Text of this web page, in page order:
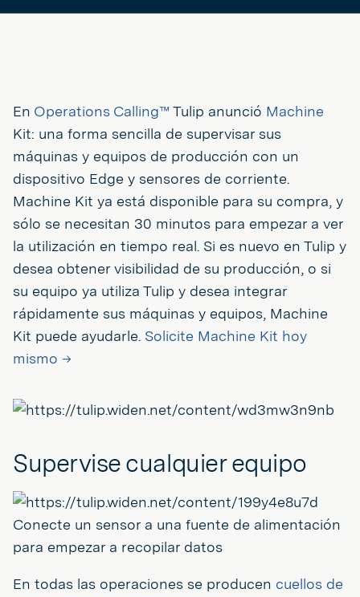
En Operations Calling™ Tulip anunció Machine
Kit: una forma sencilla de supervisar sus
máquinas y equipos de producción con un
dispositivo Edge y sensores de corriente.
Machine Kit ya está disponible para su compra, y
sólo se necesitan 30 minutos para empezar a ver
la utilización en tiempo real. Si es nuevo en Tulip y
desea obtener visibilidad de su producción, o si
su equipo ya utiliza Tulip y desea integrar
rápidamente sus máquinas y equipos, Machine
Kit puede ayudarle. Solicite Machine Kit hoy
mismo →
Supervise cualquier equipo
Conecte un sensor a una fuente de alimentación
para empezar a recopilar datos
En todas las operaciones se producen cuellos de